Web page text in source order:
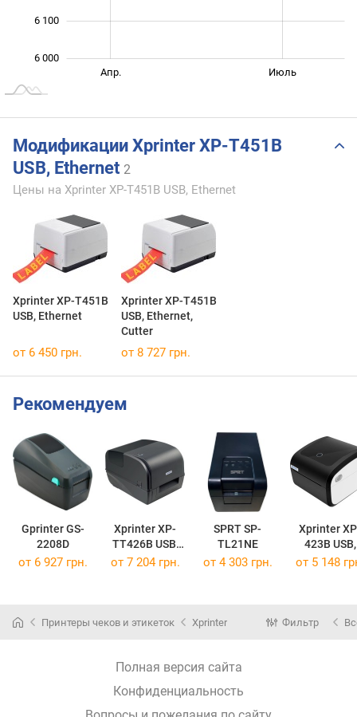
6 000
6 100
Июль
Апр.
Модификации Xprinter XP-T451B
USB, Ethernet 2
Цены на Xprinter XP-T451B USB, Ethernet
Xprinter XP-T451B
USB, Ethernet
Xprinter XP-T451B
USB, Ethernet,
Cutter
от 6 450 грн. от 8 727 грн.
Рекомендуем
Gprinter GS-
2208D
Xprinter XP-
TT426B USB,
Ethernet
SPRT SP-
TL21NE
Xprinter
423B USB,
Ethernet,
от 6 927 грн. от 7 204 грн. от 4 303 грн. от 5 148
Принтеры чеков и этикеток Xprinter Фильтр
Полная версия сайта
Конфиденциальность